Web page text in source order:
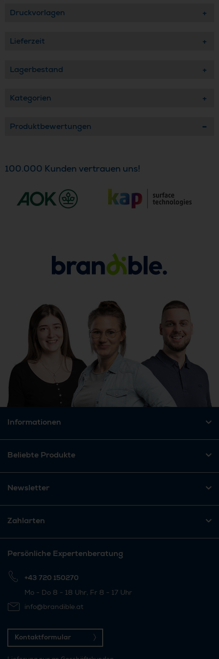
Druckvorlagen
Lieferzeit
Lagerbestand
Kategorien
Produktbewertungen
100.000 Kunden vertrauen uns!
Informationen
Beliebte Produkte
Newsletter
Zahlarten
Persönliche Expertenberatung
+43 720 150270
Mo - Do 8 - 18 Uhr, Fr 8 - 17 Uhr
info@brandible.at
Kontaktformular